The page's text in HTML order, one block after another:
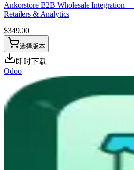
Ankorstore B2B Wholesale Integration
Retailers & Analytics
$349.00
选择版本
即时下载
Odoo